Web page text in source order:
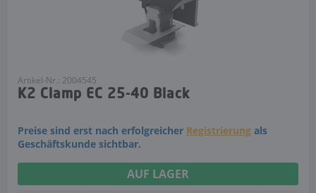
Artikel-Nr.: 2004545
K2 Clamp EC 25-40 Black
Preise sind erst nach erfolgreicher Registrierung als
Geschäftskunde sichtbar.
AUF LAGER